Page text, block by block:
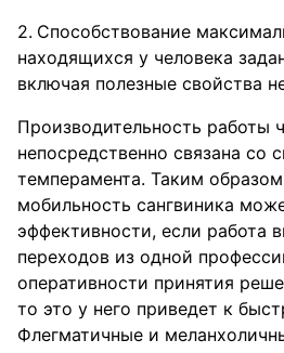
Способствование
находящихся у человека
включая полезные свойства
Производительность работы
непосредственно связана со
темперамента. Таким
мобильность сангвиника
эффективности, если работа
переходов из одной
оперативности принятия
то это у него приведет к
Флегматичные и